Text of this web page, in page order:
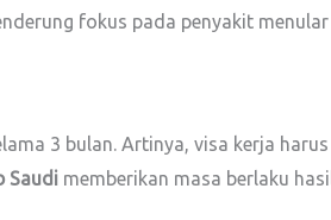
fokus pada penyakit
3 bulan. Artinya, visa kerja
Saudi memberikan masa berlaku